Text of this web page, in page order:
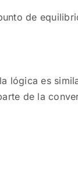
de
lógica es
de la